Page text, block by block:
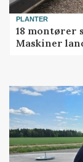
PLANTER
18 montører
Maskiner